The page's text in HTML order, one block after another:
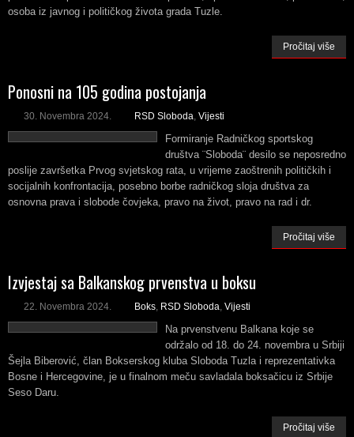
osoba iz javnog i političkog života grada Tuzle.
Pročitaj više
Ponosni na 105 godina postojanja
30. Novembra 2024. RSD Sloboda, Vijesti
Formiranje Radničkog sportskog
društva ¨Sloboda¨ desilo se neposredno
poslije završetka Prvog svjetskog rata, u vrijeme zaoštrenih političkih i
socijalnih konfrontacija, posebno borbe radničkog sloja društva za
osnovna prava i slobode čovjeka, pravo na život, pravo na rad i dr.
Pročitaj više
Izvjestaj sa Balkanskog prvenstva u boksu
22. Novembra 2024. Boks, RSD Sloboda, Vijesti
Na prvenstvenu Balkana koje se
održalo od 18. do 24. novembra u Srbiji
Šejla Biberović, član Bokserskog kluba Sloboda Tuzla i reprezentativka
Bosne i Hercegovine, je u finalnom meču savladala boksačicu iz Srbije
Seso Daru.
Pročitaj više